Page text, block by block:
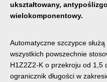
ukształtowany,
wielokomponentowy.
Automatyczne szczypce
wszystkich powszechnie
H1Z2Z2-K o przekroju od 1,5
ogranicznik długości w